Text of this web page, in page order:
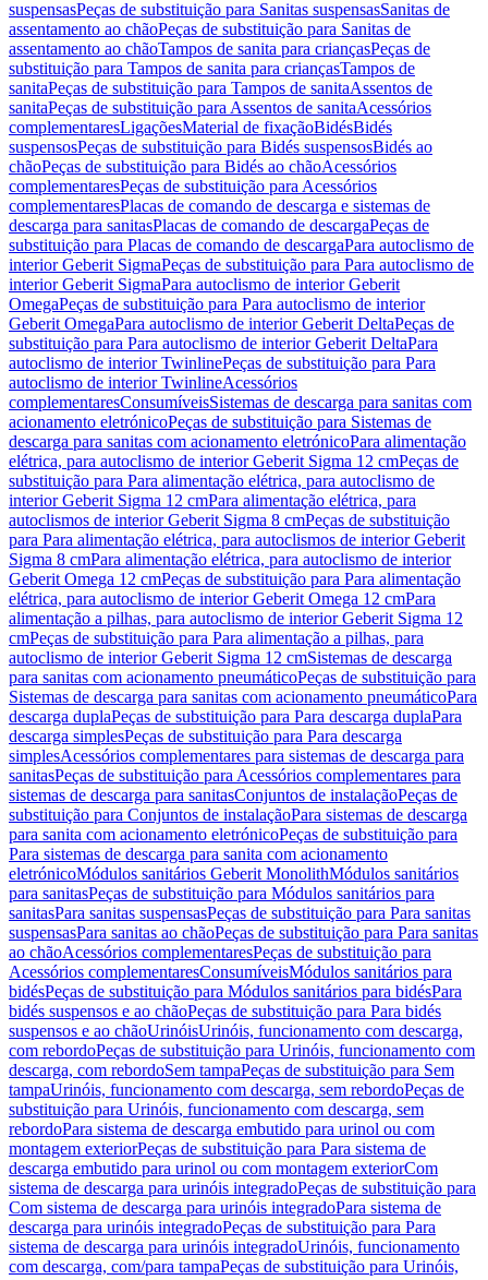
suspensasPeças de substituição para Sanitas suspensasSanitas de
assentamento ao chãoPeças de substituição para Sanitas de
assentamento ao chãoTampos de sanita para criançasPeças de
substituição para Tampos de sanita para criançasTampos de
sanitaPeças de substituição para Tampos de sanitaAssentos de
sanitaPeças de substituição para Assentos de sanitaAcessórios
complementaresLigaçõesMaterial de fixaçãoBidésBidés
suspensosPeças de substituição para Bidés suspensosBidés ao
chãoPeças de substituição para Bidés ao chãoAcessórios
complementaresPeças de substituição para Acessórios
complementaresPlacas de comando de descarga e sistemas de
descarga para sanitasPlacas de comando de descargaPeças de
substituição para Placas de comando de descargaPara autoclismo de
interior Geberit SigmaPeças de substituição para Para autoclismo de
interior Geberit SigmaPara autoclismo de interior Geberit
OmegaPeças de substituição para Para autoclismo de interior
Geberit OmegaPara autoclismo de interior Geberit DeltaPeças de
substituição para Para autoclismo de interior Geberit DeltaPara
autoclismo de interior TwinlinePeças de substituição para Para
autoclismo de interior TwinlineAcessórios
complementaresConsumíveisSistemas de descarga para sanitas com
acionamento eletrónicoPeças de substituição para Sistemas de
descarga para sanitas com acionamento eletrónicoPara alimentação
elétrica, para autoclismo de interior Geberit Sigma 12 cmPeças de
substituição para Para alimentação elétrica, para autoclismo de
interior Geberit Sigma 12 cmPara alimentação elétrica, para
autoclismos de interior Geberit Sigma 8 cmPeças de substituição
para Para alimentação elétrica, para autoclismos de interior Geberit
Sigma 8 cmPara alimentação elétrica, para autoclismo de interior
Geberit Omega 12 cmPeças de substituição para Para alimentação
elétrica, para autoclismo de interior Geberit Omega 12 cmPara
alimentação a pilhas, para autoclismo de interior Geberit Sigma 12
cmPeças de substituição para Para alimentação a pilhas, para
autoclismo de interior Geberit Sigma 12 cmSistemas de descarga
para sanitas com acionamento pneumáticoPeças de substituição para
Sistemas de descarga para sanitas com acionamento pneumáticoPara
descarga duplaPeças de substituição para Para descarga duplaPara
descarga simplesPeças de substituição para Para descarga
simplesAcessórios complementares para sistemas de descarga para
sanitasPeças de substituição para Acessórios complementares para
sistemas de descarga para sanitasConjuntos de instalaçãoPeças de
substituição para Conjuntos de instalaçãoPara sistemas de descarga
para sanita com acionamento eletrónicoPeças de substituição para
Para sistemas de descarga para sanita com acionamento
eletrónicoMódulos sanitários Geberit MonolithMódulos sanitários
para sanitasPeças de substituição para Módulos sanitários para
sanitasPara sanitas suspensasPeças de substituição para Para sanitas
suspensasPara sanitas ao chãoPeças de substituição para Para sanitas
ao chãoAcessórios complementaresPeças de substituição para
Acessórios complementaresConsumíveisMódulos sanitários para
bidésPeças de substituição para Módulos sanitários para bidésPara
bidés suspensos e ao chãoPeças de substituição para Para bidés
suspensos e ao chãoUrinóisUrinóis, funcionamento com descarga,
com rebordoPeças de substituição para Urinóis, funcionamento com
descarga, com rebordoSem tampaPeças de substituição para Sem
tampaUrinóis, funcionamento com descarga, sem rebordoPeças de
substituição para Urinóis, funcionamento com descarga, sem
rebordoPara sistema de descarga embutido para urinol ou com
montagem exteriorPeças de substituição para Para sistema de
descarga embutido para urinol ou com montagem exteriorCom
sistema de descarga para urinóis integradoPeças de substituição para
Com sistema de descarga para urinóis integradoPara sistema de
descarga para urinóis integradoPeças de substituição para Para
sistema de descarga para urinóis integradoUrinóis, funcionamento
com descarga, com/para tampaPeças de substituição para Urinóis,